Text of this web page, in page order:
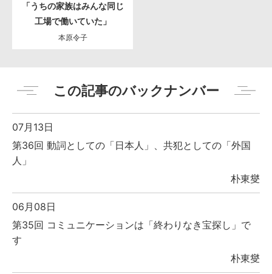
「うちの家族はみんな同じ
工場で働いていた」
本原令子
この記事のバックナンバー
07月13日
第36回 動詞としての「日本人」、共犯としての「外国
人」
朴東燮
06月08日
第35回 コミュニケーションは「終わりなき宝探し」で
す
朴東燮